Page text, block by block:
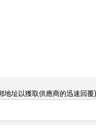
地址以獲取供應商的迅速回覆)